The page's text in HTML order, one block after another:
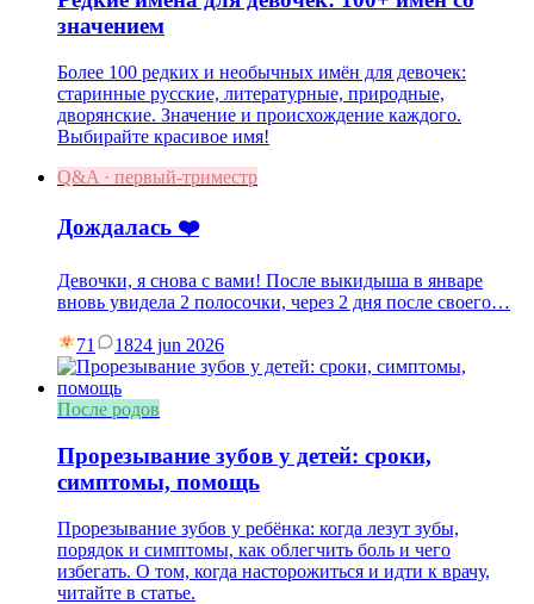
значением
Более 100 редких и необычных имён для девочек:
старинные русские, литературные, природные,
дворянские. Значение и происхождение каждого.
Выбирайте красивое имя!
Q&A · первый-триместр
Дождалась ❤️
Девочки, я снова с вами! После выкидыша в январе
вновь увидела 2 полосочки, через 2 дня после своего…
71 1824 jun 2026
После родов
Прорезывание зубов у детей: сроки,
симптомы, помощь
Прорезывание зубов у ребёнка: когда лезут зубы,
порядок и симптомы, как облегчить боль и чего
избегать. О том, когда насторожиться и идти к врачу,
читайте в статье.